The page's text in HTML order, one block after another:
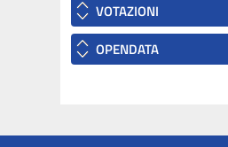
VOTAZIONI
OPENDATA